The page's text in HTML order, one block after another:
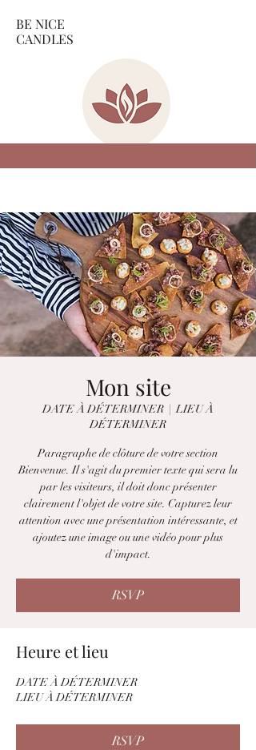
BE NICE
CANDLES
Mon site
DATE À DÉTERMINER
  |
LIEU À
DÉTERMINER
Paragraphe de clôture de votre section
Bienvenue. Il s'agit du premier texte qui sera lu
par les visiteurs, il doit donc présenter
clairement l'objet de votre site. Capturez leur
attention avec une présentation intéressante, et
ajoutez une image ou une vidéo pour plus
d'impact.
RSVP
Heure et lieu
DATE À DÉTERMINER
LIEU À DÉTERMINER
RSVP